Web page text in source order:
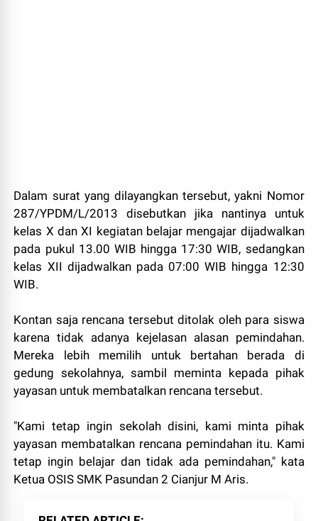
Dalam surat yang dilayangkan tersebut, yakni Nomor
287/YPDM/L/2013 disebutkan jika nantinya untuk
kelas X dan XI kegiatan belajar mengajar dijadwalkan
pada pukul 13.00 WIB hingga 17:30 WIB, sedangkan
kelas XII dijadwalkan pada 07:00 WIB hingga 12:30
WIB.
Kontan saja rencana tersebut ditolak oleh para siswa
karena tidak adanya kejelasan alasan pemindahan.
Mereka lebih memilih untuk bertahan berada di
gedung sekolahnya, sambil meminta kepada pihak
yayasan untuk membatalkan rencana tersebut.
"Kami tetap ingin sekolah disini, kami minta pihak
yayasan membatalkan rencana pemindahan itu. Kami
tetap ingin belajar dan tidak ada pemindahan," kata
Ketua OSIS SMK Pasundan 2 Cianjur M Aris.